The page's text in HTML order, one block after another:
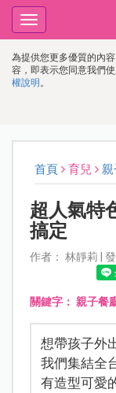
為提供您更多優質的內
容，即表示您同意我們
權說明 。
Toggle
navigation
首頁 育兒 親
超人氣特
搞定
作者： 林靜莉 |
關鍵字： 親子餐
想帶孩子外
我們集結全
有造型可愛